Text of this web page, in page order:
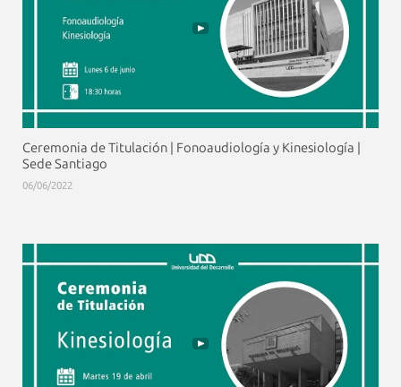
Ceremonia de Titulación | Fonoaudiología y Kinesiología |
Sede Santiago
06/06/2022